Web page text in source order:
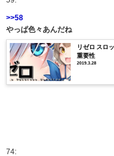
>>58
やっぱ色々あんだね
リゼロ スロ
重要性
2019.3.28
74: